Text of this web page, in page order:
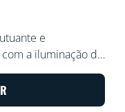
e
a iluminação de
efeitos
central para luz
e o seu anel de luz